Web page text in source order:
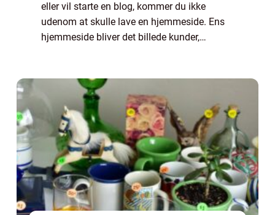
eller vil starte en blog, kommer du ikke
udenom at skulle lave en hjemmeside. Ens
hjemmeside bliver det billede kunder,